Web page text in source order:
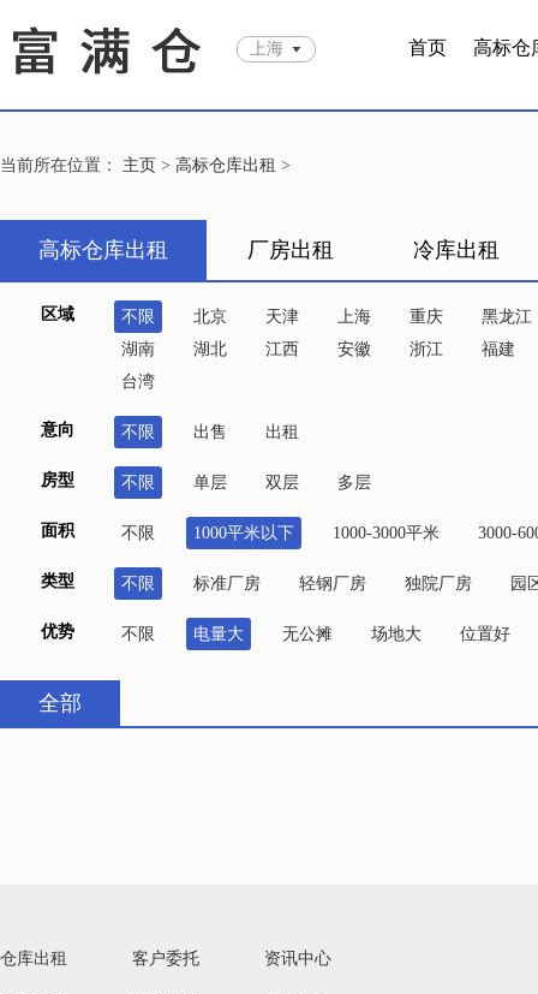
上海 首页 高标仓
当前所在位置： 主页 > 高标仓库出租 >
高标仓库出租 厂房出租 冷库出租
区域 不限 北京 天津 上海 重庆
黑龙江
湖南
湖北 江西 安徽 浙江
福建
台湾
意向 不限 出售 出租
房型 不限 单层 双层 多层
面积 不限 1000平米以下 1000-3000平米 3000-
类型 不限 标准厂房 轻钢厂房 独院厂房 园
优势 不限 电量大 无公摊 场地大 位置好
全部
仓库出租 客户委托 资讯中心